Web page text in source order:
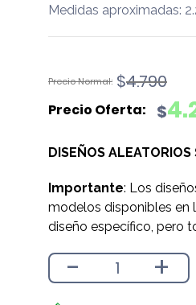
Medidas aproximadas:
$4.790
El
original
$4.790.
$
El
actual
$4.290.
DISEÑOS
Importante: Los
modelos disponibles en
diseño específico, pero
- +